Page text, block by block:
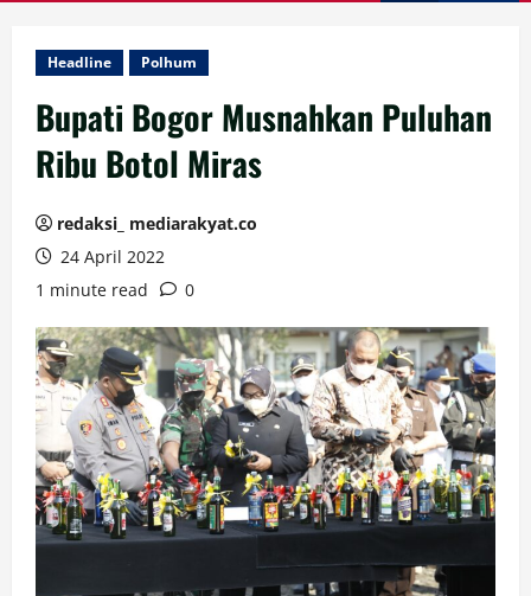
Headline Polhum
Bupati Bogor Musnahkan Puluhan
Ribu Botol Miras
redaksi_ mediarakyat.co
24 April 2022
1 minute read
0